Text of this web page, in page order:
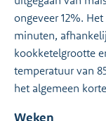
ongeveer 12%.
minuten,
kookketelgrootte
temperatuur van
het algemeen
Weken